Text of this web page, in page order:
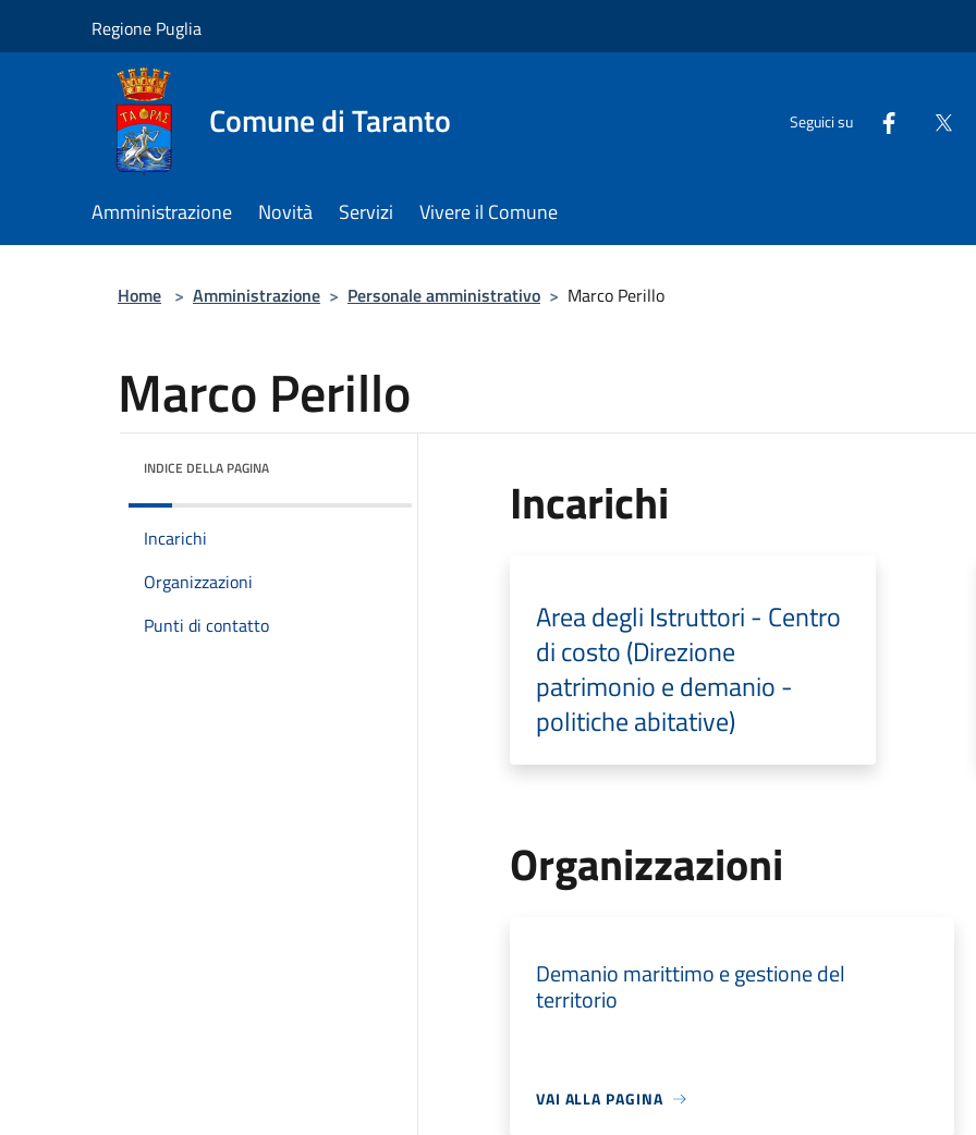
Regione Puglia
Comune di Taranto Seguici su
Amministrazione Novità Servizi Vivere il Comune
Home > Amministrazione > Personale amministrativo > Marco Perillo
Marco Perillo
INDICE DELLA PAGINA
Incarichi
Organizzazioni
Punti di contatto
Incarichi
Area degli Istruttori - Centro
di costo (Direzione
patrimonio e demanio -
politiche abitative)
Organizzazioni
Demanio marittimo e gestione del
territorio
VAI ALLA PAGINA